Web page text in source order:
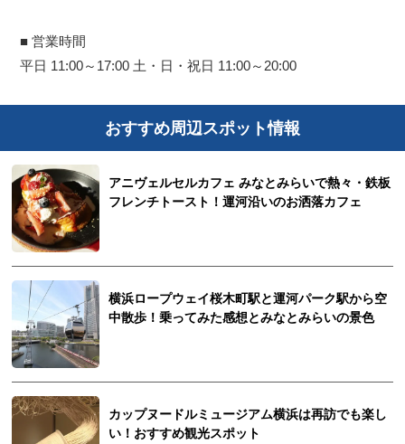
■ 営業時間
平日 11:00～17:00 土・日・祝日 11:00～20:00
おすすめ周辺スポット情報
アニヴェルセルカフェ みなとみらいで熱々・鉄板
フレンチトースト！運河沿いのお洒落カフェ
横浜ロープウェイ桜木町駅と運河パーク駅から空
中散歩！乗ってみた感想とみなとみらいの景色
カップヌードルミュージアム横浜は再訪でも楽し
い！おすすめ観光スポット